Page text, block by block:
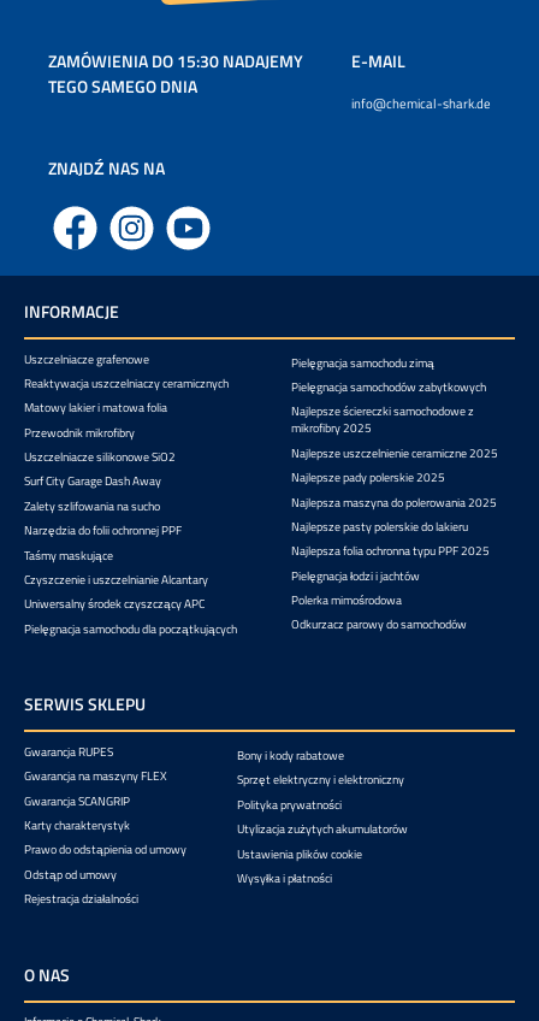
ZAMÓWIENIA DO 15:30 NADAJEMY
TEGO SAMEGO DNIA
E-MAIL
info@chemical-shark.de
ZNAJDŹ NAS NA
Facebook Instagram YouTube
INFORMACJE
Uszczelniacze grafenowe
Reaktywacja uszczelniaczy ceramicznych
Matowy lakier i matowa folia
Przewodnik mikrofibry
Uszczelniacze silikonowe SiO2
Surf City Garage Dash Away
Zalety szlifowania na sucho
Narzędzia do folii ochronnej PPF
Taśmy maskujące
Czyszczenie i uszczelnianie Alcantary
Uniwersalny środek czyszczący APC
Pielęgnacja samochodu dla początkujących
Pielęgnacja samochodu zimą
Pielęgnacja samochodów zabytkowych
Najlepsze ściereczki samochodowe z
mikrofibry 2025
Najlepsze uszczelnienie ceramiczne 2025
Najlepsze pady polerskie 2025
Najlepsza maszyna do polerowania 2025
Najlepsze pasty polerskie do lakieru
Najlepsza folia ochronna typu PPF 2025
Pielęgnacja łodzi i jachtów
Polerka mimośrodowa
Odkurzacz parowy do samochodów
SERWIS SKLEPU
Gwarancja RUPES
Gwarancja na maszyny FLEX
Gwarancja SCANGRIP
Karty charakterystyk
Prawo do odstąpienia od umowy
Odstąp od umowy
Rejestracja działalności
Bony i kody rabatowe
Sprzęt elektryczny i elektroniczny
Polityka prywatności
Utylizacja zużytych akumulatorów
Ustawienia plików cookie
Wysyłka i płatności
O NAS